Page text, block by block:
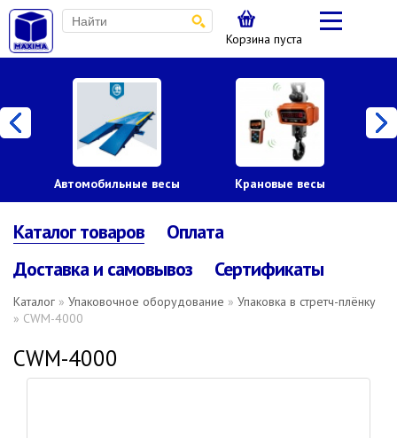
Корзина пуста
Автомобильные весы Крановые весы
Каталог товаров
Оплата
Доставка и самовывоз
Сертификаты
Каталог » Упаковочное оборудование » Упаковка в стретч-плёнку
» CWM-4000
CWM-4000